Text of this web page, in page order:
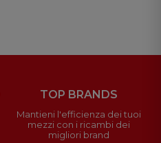
TOP BRANDS
Mantieni l'efficienza dei tuoi
mezzi con i ricambi dei
migliori brand